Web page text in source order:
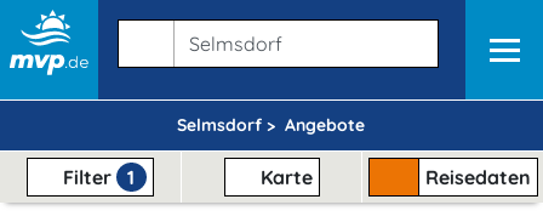
Selmsdorf > Angebote
Filter 1 Karte Reisedaten